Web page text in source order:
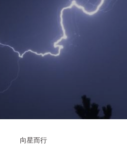
向星而行